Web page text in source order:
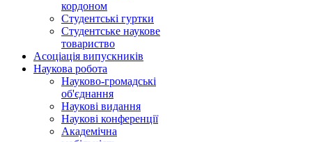
кордоном
Студентські гуртки
Студентське наукове
товариство
Асоціація випускників
Наукова робота
Науково-громадські
об'єднання
Наукові видання
Наукові конференції
Академічна